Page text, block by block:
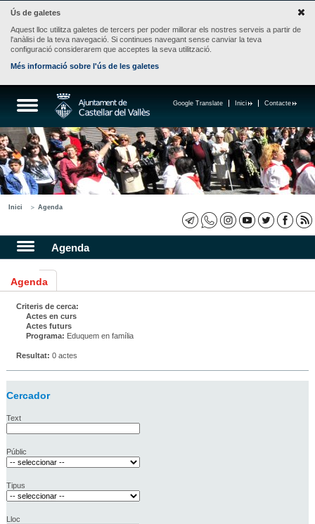
Ús de galetes
Aquest lloc utilitza galetes de tercers per poder millorar els nostres serveis a partir de
l'anàlisi de la teva navegació. Si continues navegant sense canviar la teva
configuració considerarem que acceptes la seva utilització.
Més informació sobre l'ús de les galetes
Contacte
Inici
Google Translate
Inici Agenda
Agenda
Agenda
Criteris de cerca:
Actes en curs
Actes futurs
Programa: Eduquem en família
Resultat: 0 actes
Cercador
Text
Públic
Tipus
Lloc